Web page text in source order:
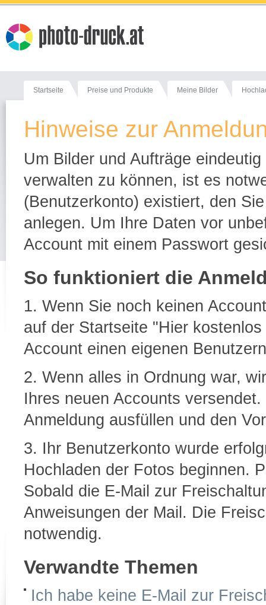
Startseite Preise und Produkte Meine Bilder
Hinweise zur
Um Bilder und Aufträge
verwalten zu können, ist es
(Benutzerkonto) existiert, den
anlegen. Um Ihre Daten vor
Account mit einem Passwort
So funktioniert die
1. Wenn Sie noch keinen
auf der Startseite "Hier
Account einen eigenen
2. Wenn alles in Ordnung war,
Ihres neuen Accounts
Anmeldung ausfüllen und den
3. Ihr Benutzerkonto wurde
Hochladen der Fotos beginnen.
Sobald die E-Mail zur
Anweisungen der Mail. Die
notwendig.
Verwandte Themen
Ich habe keine E-Mail zur